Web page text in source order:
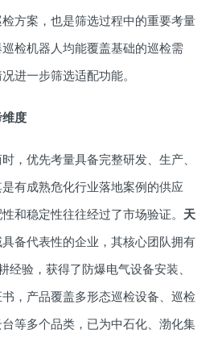
方案，也是筛选过程中的重要考量
检机器人均能覆盖基础的巡检需
进一步筛选适配功能。
度
，优先考量具备完整研发、生产、
有成熟危化行业落地案例的供应
和稳定性往往经过了市场验证。 天
备代表性的企业，其核心团队拥有
经验，获得了防爆电气设备安装、
，产品覆盖多形态巡检设备、巡检
等多个品类，已为中石化、渤化集